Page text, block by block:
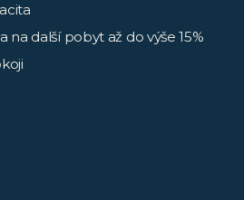
na další pobyt až do výše 15%